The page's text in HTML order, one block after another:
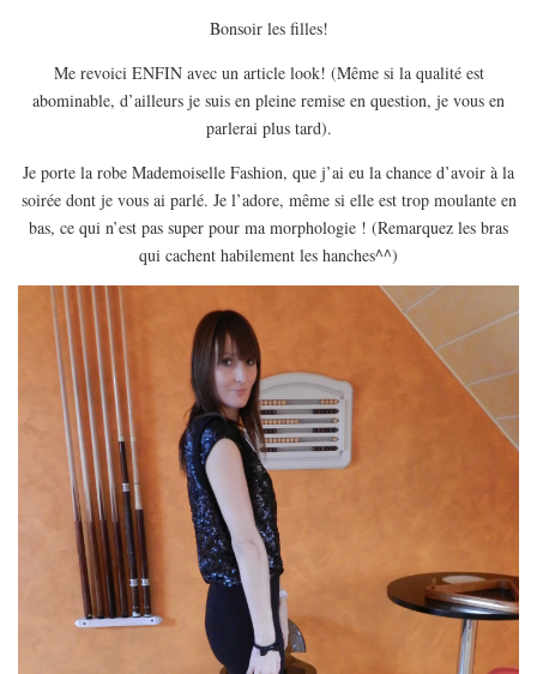
AMÉRIQUE
EUROPE
ESPAGNE
GRÈCE
HONGRIE
ITALIE
PAYS BAS
RÉPUBLIQUE TCHÈQUE
OCÉANIE
AUSTRALIE
ARTICLES PRATIQUES
YOGA
MON PROGRAMME DE YOGA EN LIGNE
Bonsoir les filles!
Me revoici ENFIN avec un article look! (Même si la qualité est
abominable, d’ailleurs je suis en pleine remise en question, je vous en
parlerai plus tard).
Je porte la robe Mademoiselle Fashion, que j’ai eu la chance d’avoir à la
soirée dont je vous ai parlé. Je l’adore, même si elle est trop moulante en
bas, ce qui n’est pas super pour ma morphologie ! (Remarquez les bras
qui cachent habilement les hanches^^)